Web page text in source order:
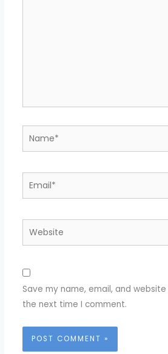
Name*
Email*
Website
Save my name, email, and
the next time I comment.